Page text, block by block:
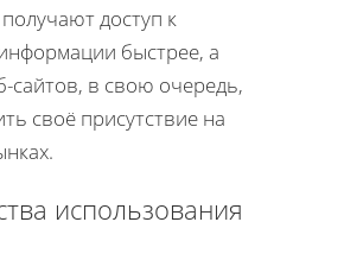
доступ к
быстрее, а
сайтов, в свою очередь,
своё присутствие на
использования